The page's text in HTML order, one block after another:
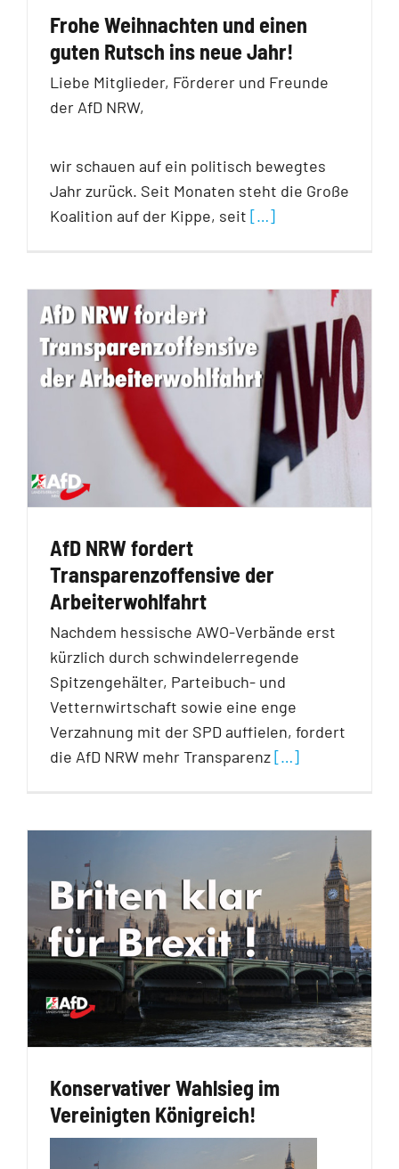
Frohe Weihnachten und einen
guten Rutsch ins neue Jahr!
Liebe Mitglieder, Förderer und Freunde
der AfD NRW,
wir schauen auf ein politisch bewegtes
Jahr zurück. Seit Monaten steht die Große
Koalition auf der Kippe, seit […]
AfD NRW fordert
Transparenzoffensive der
Arbeiterwohlfahrt
Nachdem hessische AWO-Verbände erst
kürzlich durch schwindelerregende
Spitzengehälter, Parteibuch- und
Vetternwirtschaft sowie eine enge
Verzahnung mit der SPD auffielen, fordert
die AfD NRW mehr Transparenz[…]
Konservativer Wahlsieg im
Vereinigten Königreich!